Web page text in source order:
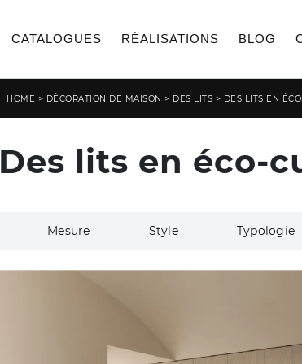
CATALOGUES RÉALISATIONS BLOG
HOME > DÉCORATION DE MAISON > DES LITS > DES LITS EN
Des lits en éco-
Mesure Style Typologie